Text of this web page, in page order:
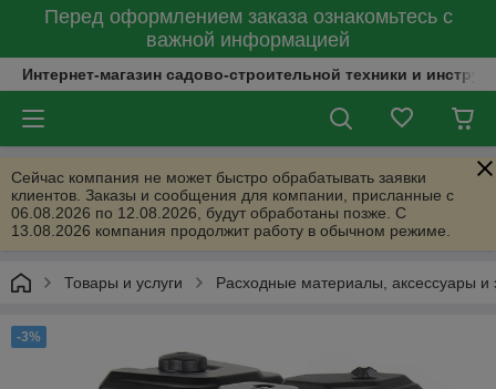
Перед оформлением заказа ознакомьтесь с
важной информацией
Интернет-магазин садово-строительной техники и
Сейчас компания не может быстро обрабатывать заявки
клиентов. Заказы и сообщения для компании, присланные с
06.08.2026 по 12.08.2026, будут обработаны позже. С
13.08.2026 компания продолжит работу в обычном режиме.
Товары и услуги Расходные материалы, аксессуары и
-3%